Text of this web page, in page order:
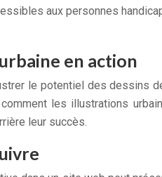
aux personnes
en action
le potentiel des dessins
les illustrations
leur succès.